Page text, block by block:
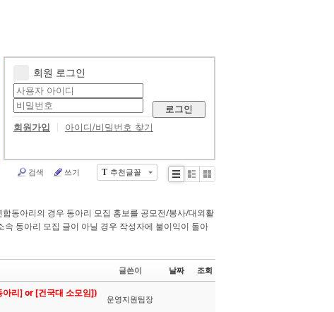
회원 로그인
로그인
회원가입
아이디/비밀번호 찾기
T 추천글꼴
검색 쓰기
동아리의 경우 동아리 모집 홍보를 공모전/봉사/대외활
동아리 모집 글이 아닐 경우 작성자에 불이익이 돌아
Li
Zi
e
G
le
r
y
글쓴이 날짜 조회
리] or [건국대 소모임])
운영지원팀장